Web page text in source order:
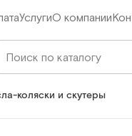
УслугиО компании
коляски и скутеры